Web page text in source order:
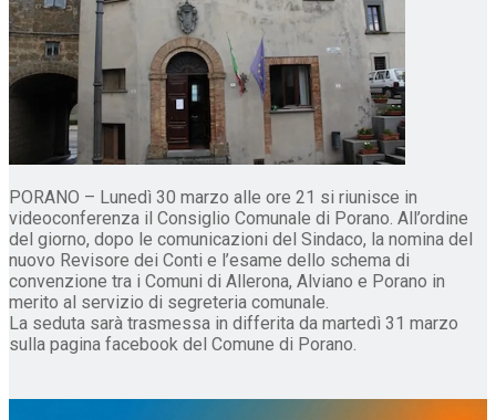
PORANO – Lunedì 30 marzo alle ore 21 si riunisce in
videoconferenza il Consiglio Comunale di Porano. All’ordine
del giorno, dopo le comunicazioni del Sindaco, la nomina del
nuovo Revisore dei Conti e l’esame dello schema di
convenzione tra i Comuni di Allerona, Alviano e Porano in
merito al servizio di segreteria comunale.
La seduta sarà trasmessa in differita da martedì 31 marzo
sulla pagina facebook del Comune di Porano.